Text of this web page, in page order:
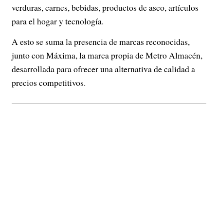
verduras, carnes, bebidas, productos de aseo, artículos
para el hogar y tecnología.
A esto se suma la presencia de marcas reconocidas,
junto con Máxima, la marca propia de Metro Almacén,
desarrollada para ofrecer una alternativa de calidad a
precios competitivos.